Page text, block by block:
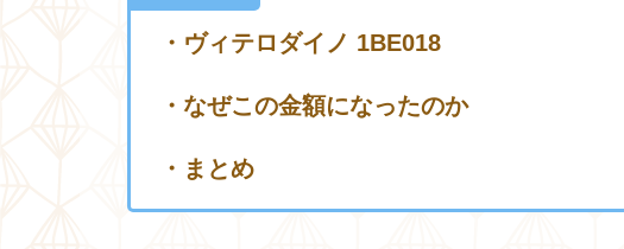
・ヴィテロダイノ 1BE018
・なぜこの金額になったのか
・まとめ